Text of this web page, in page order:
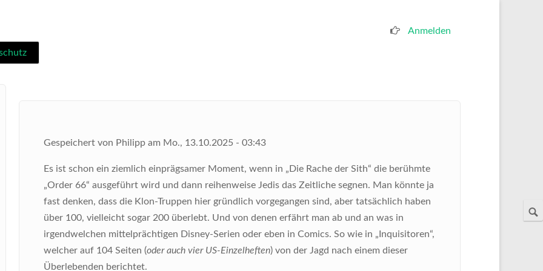
Benutzermenü
Anmelden
Gespeichert von Philipp am Mo., 13.10.2025 - 03:43
Es ist schon ein ziemlich einprägsamer Moment, wenn in „Die Rache der Sith“ die berühmte
„Order 66“ ausgeführt wird und dann reihenweise Jedis das Zeitliche segnen. Man könnte ja
fast denken, dass die Klon-Truppen hier gründlich vorgegangen sind, aber tatsächlich haben
über 100, vielleicht sogar 200 überlebt. Und von denen erfährt man ab und an was in
irgendwelchen mittelprächtigen Disney-Serien oder eben in Comics. So wie in „Inquisitoren“,
welcher auf 104 Seiten (oder auch vier US-Einzelheften) von der Jagd nach einem dieser
Überlebenden berichtet.